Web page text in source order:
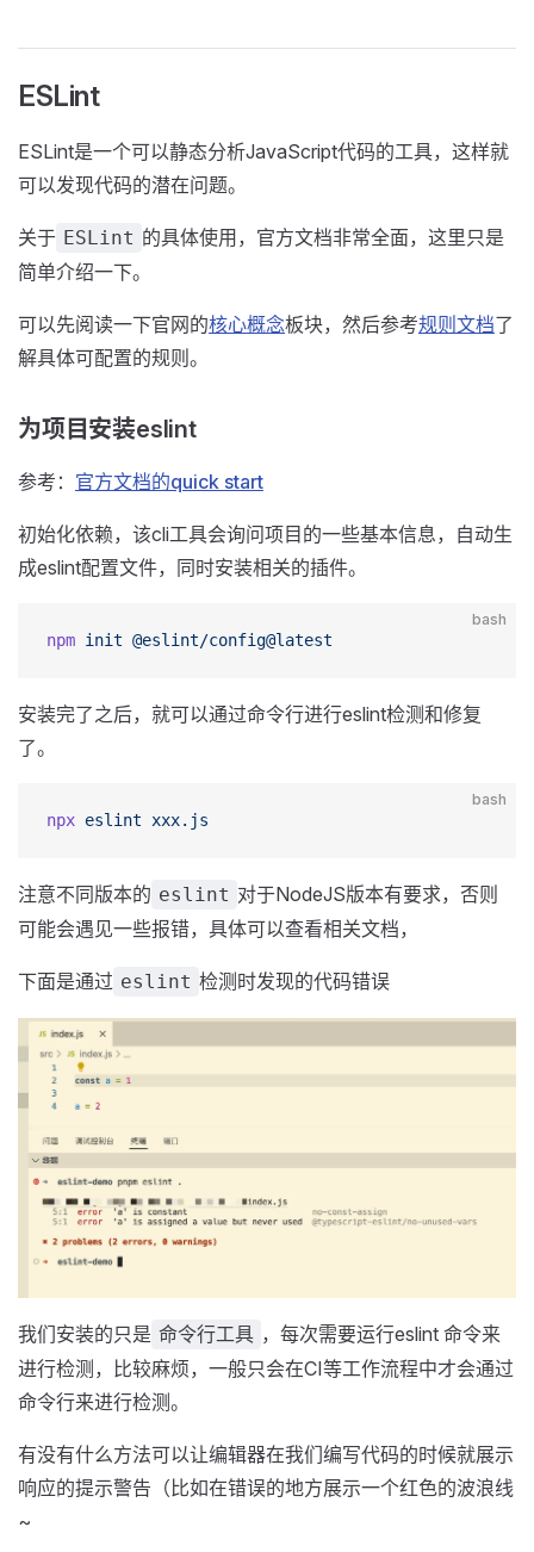
ESLint
ESLint是一个可以静态分析JavaScript代码的工具，这样就
可以发现代码的潜在问题。
关于 ESLint 的具体使用，官方文档非常全面，这里只是
简单介绍一下。
可以先阅读一下官网的核心概念板块，然后参考规则文档了
解具体可配置的规则。
为项目安装eslint
参考： 官方文档的quick start
初始化依赖，该cli工具会询问项目的一些基本信息，自动生
成eslint配置文件，同时安装相关的插件。
bash
npm init @eslint/config@latest
安装完了之后，就可以通过命令行进行eslint检测和修复
了。
bash
npx eslint xxx.js
注意不同版本的 eslint 对于NodeJS版本有要求，否则
可能会遇见一些报错，具体可以查看相关文档，
下面是通过 eslint 检测时发现的代码错误
我们安装的只是 命令行工具 ，每次需要运行eslint 命令来
进行检测，比较麻烦，一般只会在CI等工作流程中才会通过
命令行来进行检测。
有没有什么方法可以让编辑器在我们编写代码的时候就展示
响应的提示警告（比如在错误的地方展示一个红色的波浪线
~